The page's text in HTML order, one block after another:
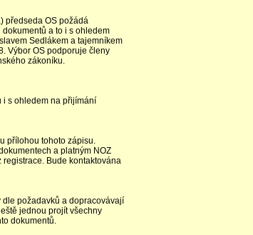
předseda OS požádá
a to i s ohledem
Sedlákem a tajemníkem
Výbor OS podporuje členy
zákoníku.
i s ohledem na přijímání
přílohou tohoto zápisu.
a platným NOZ
Bude kontaktována
požadavků a dopracovávají
jednou projít všechny
dokumentů.